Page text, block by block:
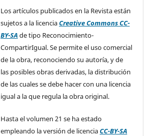
Los artículos publicados en la Revista están
sujetos a la licenciaCreative Commons CC-
BY-SAde tipo Reconocimiento-
CompartirIgual. Se permite el uso comercial
de la obra, reconociendo su autoría, y de
las posibles obras derivadas, la distribución
de las cuales se debe hacer con una licencia
igual a la que regula la obra original.
Hasta el volumen 21 se ha estado
empleando la versión de licenciaCC-BY-SA